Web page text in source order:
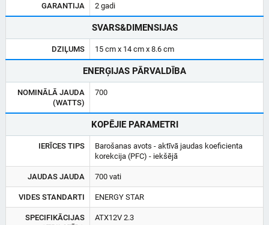
GARANTIJA 2 gadi
SVARS&DIMENSIJAS
DZIĻUMS 15 cm x 14 cm x 8.6 cm
ENERĢIJAS PĀRVALDĪBA
NOMINĀLĀ JAUDA
(WATTS)
700
KOPĒJIE PARAMETRI
IERĪCES TIPS
Barošanas avots - aktīvā jaudas koeficienta
korekcija (PFC) - iekšējā
JAUDAS JAUDA 700 vati
VIDES STANDARTI ENERGY STAR
SPECIFIKĀCIJAS
ATX12V 2.3